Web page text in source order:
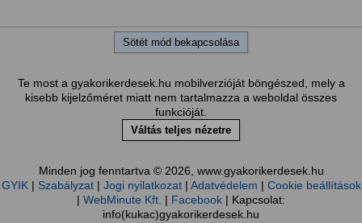
Sötét mód bekapcsolása
Te most a gyakorikerdesek.hu mobilverzióját böngészed, mely a
kisebb kijelzőméret miatt nem tartalmazza a weboldal összes
funkcióját.
Váltás teljes nézetre
Minden jog fenntartva © 2026, www.gyakorikerdesek.hu
GYIK| Szabályzat| Jogi nyilatkozat| Adatvédelem | Cookie beállítások
| WebMinute Kft. | Facebook | Kapcsolat:
info(kukac)gyakorikerdesek.hu